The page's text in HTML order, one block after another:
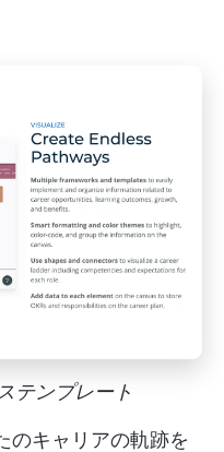
テンプレート
のキャリアの軌跡を